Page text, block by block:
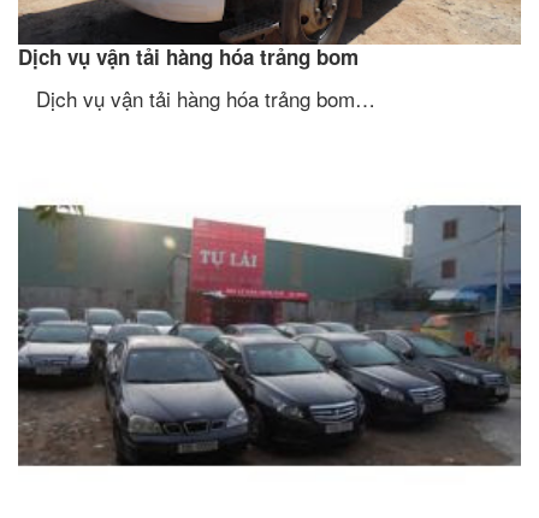
Dịch vụ vận tải hàng hóa trảng bom
Dịch vụ vận tải hàng hóa trảng bom…